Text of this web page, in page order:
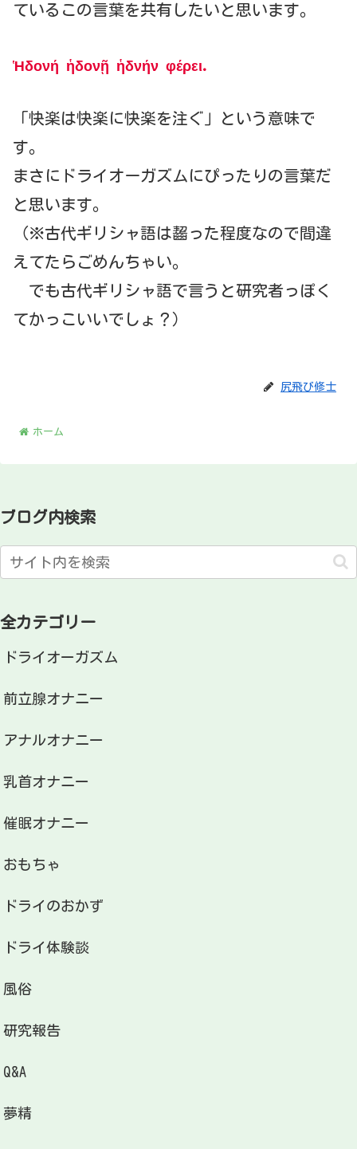
ているこの言葉を共有したいと思います。
Ἡδονή ἡδονῇ ἡδνήν φέρει.
「快楽は快楽に快楽を注ぐ」という意味で
す。
まさにドライオーガズムにぴったりの言葉だ
と思います。
（※古代ギリシャ語は齧った程度なので間違
えてたらごめんちゃい。
でも古代ギリシャ語で言うと研究者っぽく
てかっこいいでしょ？）
尻飛び修士
ホーム
ブログ内検索
全カテゴリー
ドライオーガズム
前立腺オナニー
アナルオナニー
乳首オナニー
催眠オナニー
おもちゃ
ドライのおかず
ドライ体験談
風俗
研究報告
Q&A
夢精